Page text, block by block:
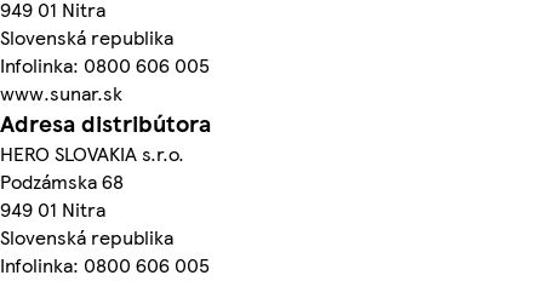
949 01 Nitra
Slovenská republika
Infolinka: 0800 606 005
www.sunar.sk
Adresa distribútora
HERO SLOVAKIA s.r.o.
Podzámska 68
949 01 Nitra
Slovenská republika
Infolinka: 0800 606 005